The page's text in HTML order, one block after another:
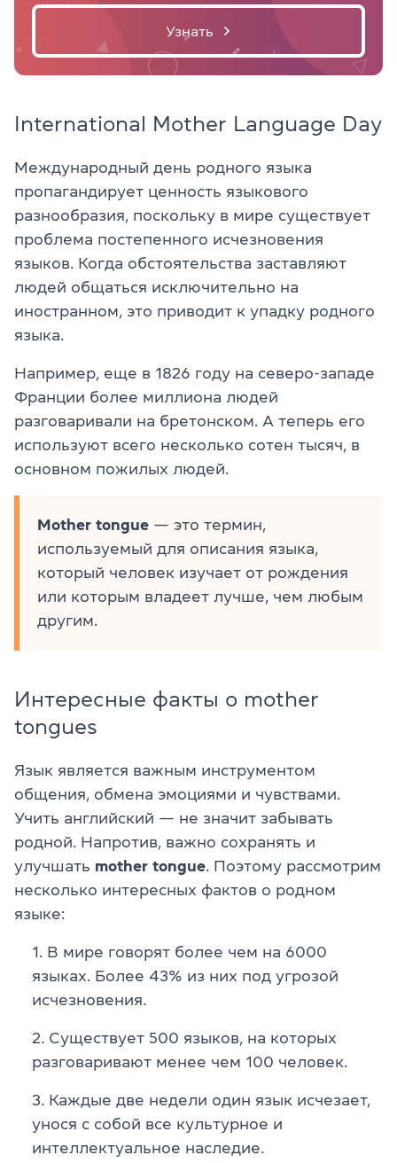
Узнать
International Mother Language Day
Международный день родного языка
пропагандирует ценность языкового
разнообразия, поскольку в мире существует
проблема постепенного исчезновения
языков. Когда обстоятельства заставляют
людей общаться исключительно на
иностранном, это приводит к упадку родного
языка.
Например, еще в 1826 году на северо-западе
Франции более миллиона людей
разговаривали на бретонском. А теперь его
используют всего несколько сотен тысяч, в
основном пожилых людей.
Mother tongue — это термин,
используемый для описания языка,
который человек изучает от рождения
или которым владеет лучше, чем любым
другим.
Интересные факты о mother
tongues
Язык является важным инструментом
общения, обмена эмоциями и чувствами.
Учить английский — не значит забывать
родной. Напротив, важно сохранять и
улучшать mother tongue . Поэтому рассмотрим
несколько интересных фактов о родном
языке:
В мире говорят более чем на 6000
языках. Более 43% из них под угрозой
исчезновения.
Существует 500 языков, на которых
разговаривают менее чем 100 человек.
Каждые две недели один язык исчезает,
унося с собой все культурное и
интеллектуальное наследие.